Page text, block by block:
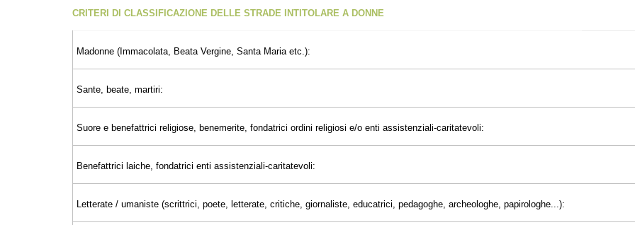
CRITERI DI CLASSIFICAZIONE DELLE STRADE INTITOLARE A DONNE
Madonne (Immacolata, Beata Vergine, Santa Maria etc.):
Sante, beate, martiri:
Suore e benefattrici religiose, benemerite, fondatrici ordini religiosi e/o enti assistenziali-caritatevoli:
Benefattrici laiche, fondatrici enti assistenziali-caritatevoli:
Letterate / umaniste (scrittrici, poete, letterate, critiche, giornaliste, educatrici, pedagoghe, archeologhe, papirologhe...):